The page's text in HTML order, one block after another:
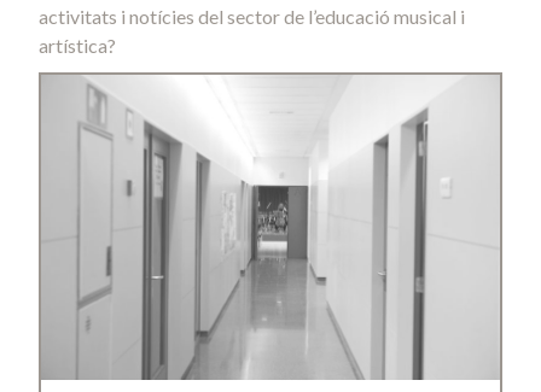
activitats i notícies del sector de l’educació musical i
artística?